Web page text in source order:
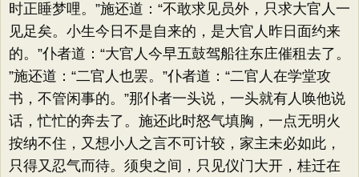
时正睡梦哩。​”施还道：​“不敢求见员外，只求大官人一
见足矣。小生今日不是自来的，是大官人昨日面约来
的。​”仆者道：​“大官人今早五鼓驾船往东庄催租去了。​
”施还道：​“二官人也罢。​”仆者道：​“二官人在学堂攻
书，不管闲事的。​”那仆者一头说，一头就有人唤他说
话，忙忙的奔去了。施还此时怒气填胸，一点无明火
按纳不住，又想小人之言不可计较，家主未必如此，
只得又忍气而待。须臾之间，只见仪门大开，桂迁在